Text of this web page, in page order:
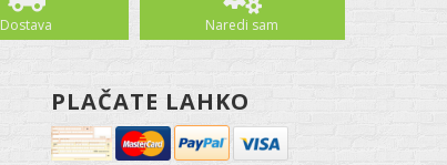
Dostava Naredi sam
PLAČATE LAHKO